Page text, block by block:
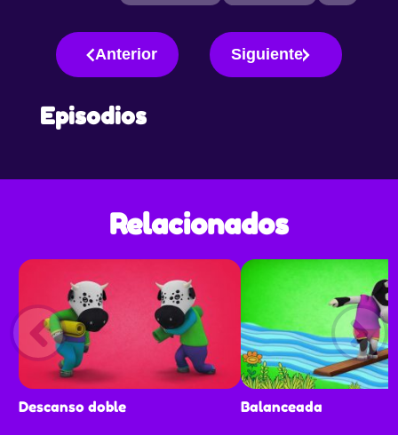
Anterior Siguiente
Episodios
Relacionados
Descanso doble Balanceada